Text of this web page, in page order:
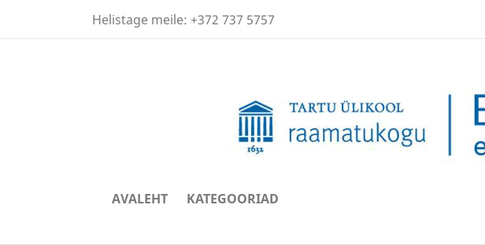
Helistage meile: +372 737 5757
AVALEHT KATEGOORIAD